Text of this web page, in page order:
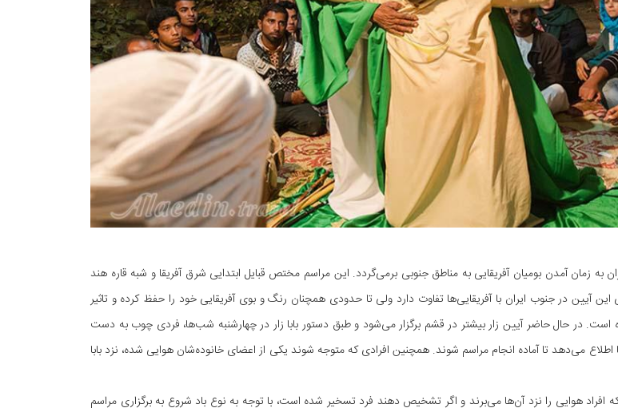
به زمان آمدن بومیان آفریقایی به مناطق جنوبی برمی‌گردد. این مراسم مختص قبایل ابتدایی شرق آفریقا و شبه قاره هند
آیین در جنوب ایران با آفریقایی‌ها تفاوت دارد ولی تا حدودی همچنان رنگ و بوی آفریقایی خود را حفظ کرده و تاثیر
است. در حال حاضر آیین زار بیشتر در قشم برگزار می‌شود و طبق دستور بابا زار در چهارشنبه شب‌ها، فردی چوب به دست
می‌دهد تا آماده انجام مراسم شوند. همچنین افرادی که متوجه شوند یکی از اعضای خانوده‌شان هوایی شده، نزد بابا
که افراد هوایی را نزد آن‌ها می‌برند و اگر تشخیص دهند فرد تسخیر شده است، با توجه به نوع باد شروع به برگزاری مراسم